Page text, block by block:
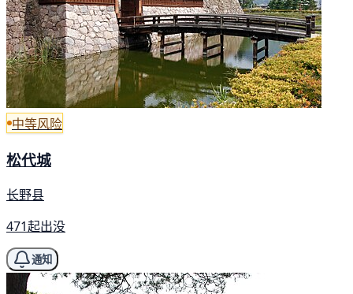
中等风险
松代城
长野县
471起出没
通知